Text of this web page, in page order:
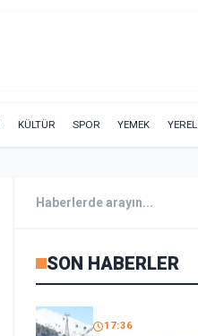
KÜLTÜR SPOR YEMEK YEREL
SON HABERLER
17:36